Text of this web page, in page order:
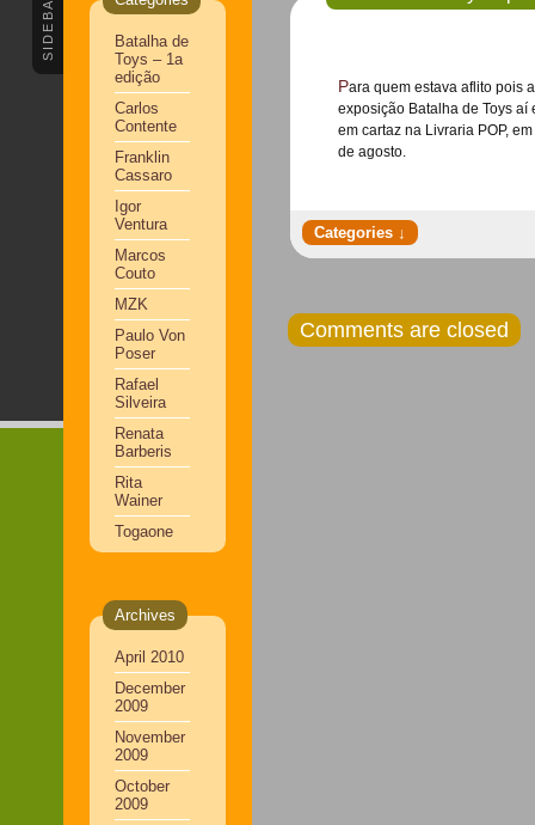
SIDEBAR
Batalha de
Toys – 1a
edição
Carlos
Contente
Franklin
Cassaro
Igor
Ventura
Marcos
Couto
MZK
Paulo Von
Poser
Rafael
Silveira
Renata
Barberis
Rita
Wainer
Togaone
Archives
April 2010
December
2009
November
2009
October
2009
Para quem estava aflito pois ainda não foi conferir os toys customizados da
exposição Batalha de Toys aí
em cartaz na Livraria POP,
de agosto.
Comments are closed